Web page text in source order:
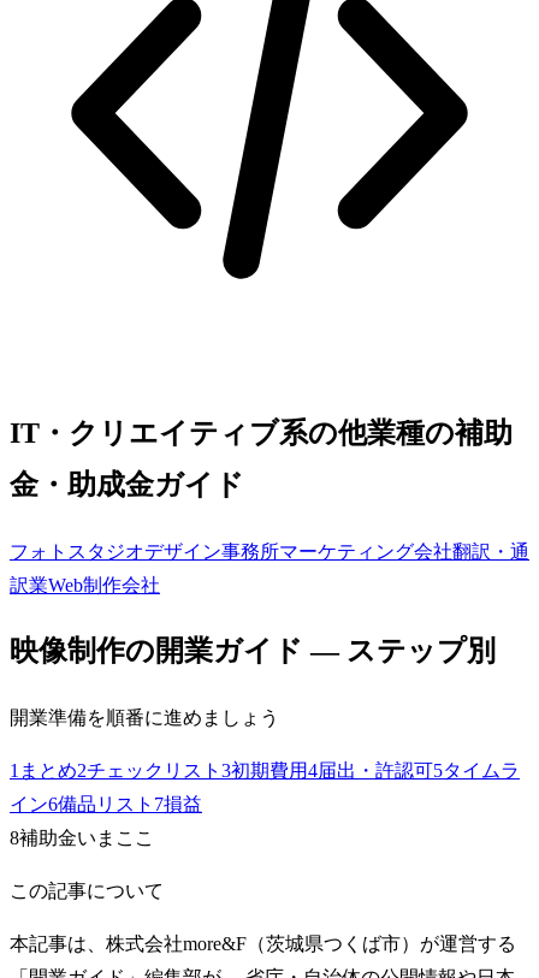
IT・クリエイティブ系の他業種の補助
金・助成金ガイド
フォトスタジオデザイン事務所マーケティング会社翻訳・通
訳業Web制作会社
映像制作の開業ガイド — ステップ別
開業準備を順番に進めましょう
1 まとめ2チェックリスト 3初期費用4届出・許認可5タイムラ
イン6備品リスト 7損益
8補助金いまここ
この記事について
本記事は、株式会社more&F（茨城県つくば市）が運営する